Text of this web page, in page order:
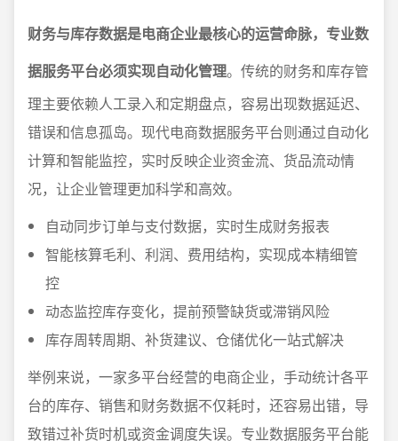
财务与库存数据是电商企业最核心的运营命脉，专业数
据服务平台必须实现自动化管理。传统的财务和库存管
理主要依赖人工录入和定期盘点，容易出现数据延迟、
错误和信息孤岛。现代电商数据服务平台则通过自动化
计算和智能监控，实时反映企业资金流、货品流动情
况，让企业管理更加科学和高效。
自动同步订单与支付数据，实时生成财务报表
智能核算毛利、利润、费用结构，实现成本精细管
控
动态监控库存变化，提前预警缺货或滞销风险
库存周转周期、补货建议、仓储优化一站式解决
举例来说，一家多平台经营的电商企业，手动统计各平
台的库存、销售和财务数据不仅耗时，还容易出错，导
致错过补货时机或资金调度失误。专业数据服务平台能